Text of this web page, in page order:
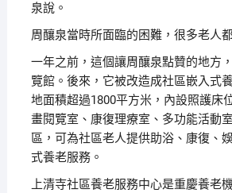
泉說。
周釀泉當時所面臨的困難，很多老人
一年之前，這個讓周釀泉點贊的地方
覽館。後來，它被改造成社區嵌入式
地面積超過1800平方米，內設照護床
畫閱覽室、康復理療室、多功能活動
區，可為社區老人提供助浴、康復、
式養老服務。
上清寺社區養老服務中心是重慶養老